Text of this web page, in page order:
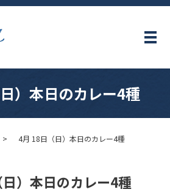
メ
）本日のカレー4種
4月 18日（日）本日のカレー4種
）本日のカレー4種